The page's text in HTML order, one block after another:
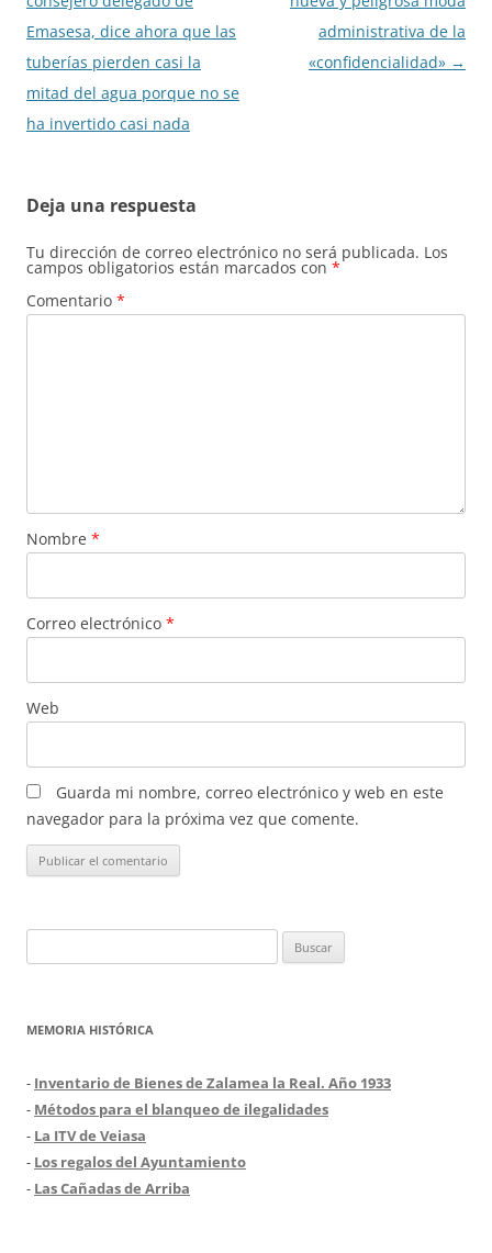
entradas
Emasesa, dice ahora que las
tuberías pierden casi la
mitad del agua porque no se
ha invertido casi nada
administrativa de la
«confidencialidad» →
Deja una respuesta
Tu dirección de correo electrónico no será publicada. Los
campos obligatorios están marcados con *
Comentario *
Nombre *
Correo electrónico *
Web
Guarda mi nombre, correo electrónico y web en este
navegador para la próxima vez que comente.
MEMORIA HISTÓRICA
- Inventario de Bienes de Zalamea la Real. Año 1933
- Métodos para el blanqueo de ilegalidades
- La ITV de Veiasa
- Los regalos del Ayuntamiento
- Las Cañadas de Arriba